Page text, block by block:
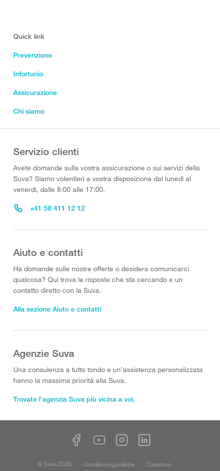
Quick link
Prevenzione
Infortunio
Assicurazione
Chi siamo
Servizio clienti
Avete domande sulla vostra assicurazione o sui servizi della
Suva? Siamo volentieri a vostra disposizione dal lunedì al
venerdì, dalle 8:00 alle 17:00.
+41 58 411 12 12
Aiuto e contatti
Ha domande sulle nostre offerte o desidera comunicarci
qualcosa? Qui trova le risposte che sta cercando e un
contatto diretto con la Suva.
Alla sezione Aiuto e contatti
Agenzie Suva
Una consulenza a tutto tondo e un’assistenza personalizzata
hanno la massima priorità alla Suva.
Trovate l’agenzia Suva più vicina a voi.
© Suva 2026 Condizioni giuridiche Colophon